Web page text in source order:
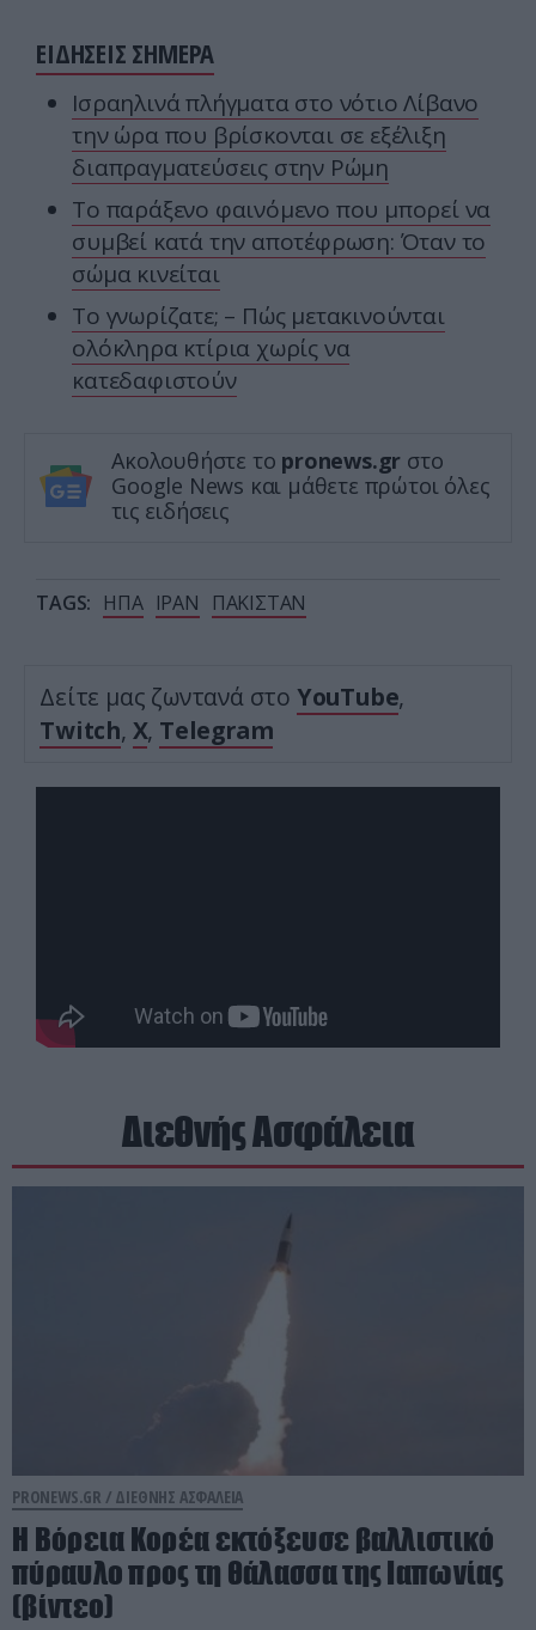
ΕΙΔΗΣΕΙΣ ΣΗΜΕΡΑ
Ισραηλινά πλήγματα στο νότιο Λίβανο
την ώρα που βρίσκονται σε εξέλιξη
διαπραγματεύσεις στην Ρώμη
Το παράξενο φαινόμενο που μπορεί να
συμβεί κατά την αποτέφρωση: Όταν το
σώμα κινείται
Το γνωρίζατε; – Πώς μετακινούνται
ολόκληρα κτίρια χωρίς να
κατεδαφιστούν
Ακολουθήστε το pronews.gr στο
Google News και μάθετε πρώτοι όλες
τις ειδήσεις
TAGS: ΗΠΑ ΙΡΑΝ ΠΑΚΙΣΤΑΝ
Δείτε μας ζωντανά στο YouTube,
Twitch, X, Telegram
Διεθνής Ασφάλεια
PRONEWS.GR / ΔΙΕΘΝΗΣ ΑΣΦΑΛΕΙΑ
Η Βόρεια Κορέα εκτόξευσε βαλλιστικό
πύραυλο προς τη θάλασσα της Ιαπωνίας
(βίντεο)